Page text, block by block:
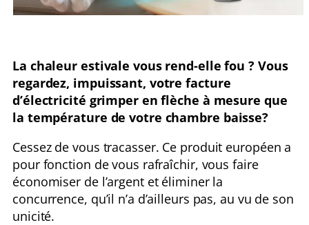
La chaleur estivale vous rend-elle fou ? Vous
regardez, impuissant, votre facture
d’électricité grimper en flèche à mesure que
la température de votre chambre baisse?
Cessez de vous tracasser. Ce produit européen a
pour fonction de vous rafraîchir, vous faire
économiser de l’argent et éliminer la
concurrence, qu’il n’a d’ailleurs pas, au vu de son
unicité.